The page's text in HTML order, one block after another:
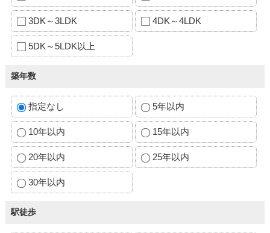
3DK～3LDK 4DK～4LDK
5DK～5LDK以上
築年数
指定なし 5年以内
10年以内 15年以内
20年以内 25年以内
30年以内
駅徒歩